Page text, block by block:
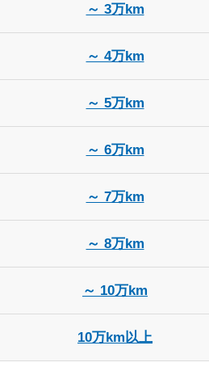
～ 3万km
～ 4万km
～ 5万km
～ 6万km
～ 7万km
～ 8万km
～ 10万km
10万km以上